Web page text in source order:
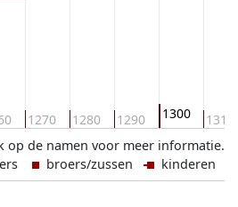
1270 1280 1290 1300 1310
op de namen voor meer informatie.
broers/zussen kinderen